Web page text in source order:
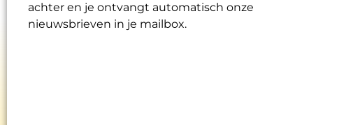
achter en je ontvangt automatisch onze
nieuwsbrieven in je mailbox.